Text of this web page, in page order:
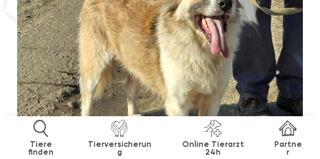
Tiere
finden
Tierversicherun
g
Online Tierarzt
24h
Partne
r